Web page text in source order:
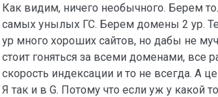
Как видим, ничего необычного. Берем
самых унылых ГС. Берем домены 2 ур.
ур много хороших сайтов, но дабы не
стоит гоняться за всеми доменами, все
скорость индексации и то не всегда. А
Я так и в G. Потому что если уж у какой